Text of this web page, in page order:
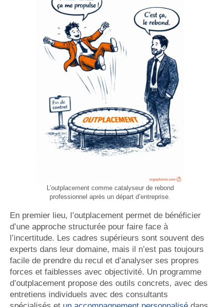
L’outplacement comme catalyseur de rebond
professionnel après un départ d’entreprise.
En premier lieu, l’outplacement permet de bénéficier
d’une approche structurée pour faire face à
l’incertitude. Les cadres supérieurs sont souvent des
experts dans leur domaine, mais il n’est pas toujours
facile de prendre du recul et d’analyser ses propres
forces et faiblesses avec objectivité. Un programme
d’outplacement propose des outils concrets, avec des
entretiens individuels avec des consultants